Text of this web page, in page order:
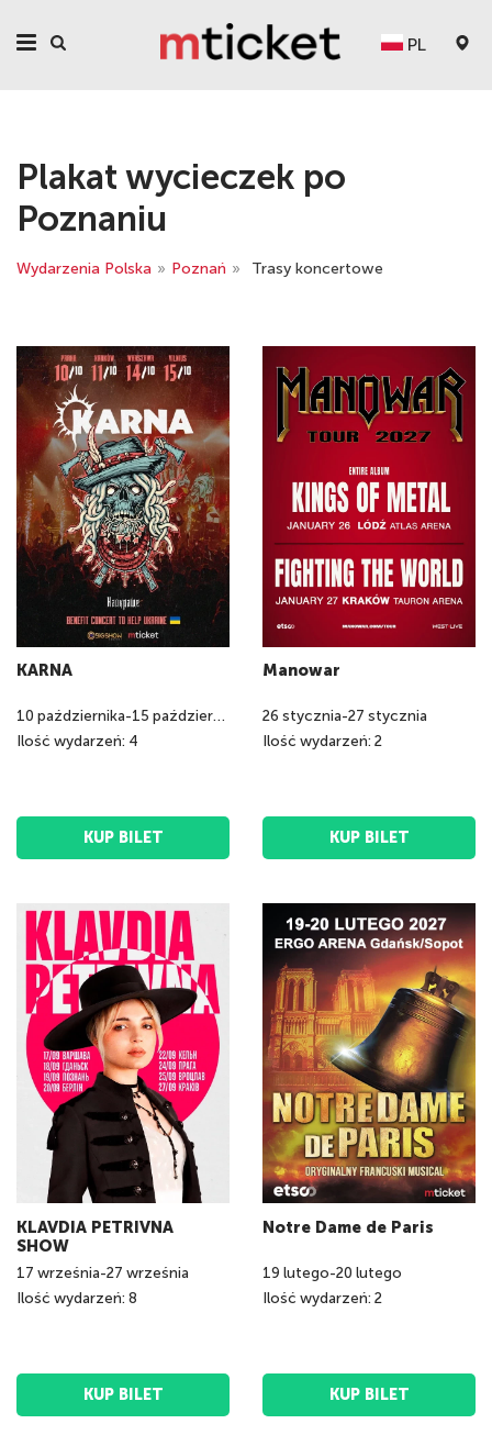
PL
Plakat wycieczek po
Poznaniu
Wydarzenia Polska » Poznań » Trasy koncertowe
KARNA
10 października-15 października
Ilość wydarzeń: 4
KUP BILET
Manowar
26 stycznia-27 stycznia
Ilość wydarzeń: 2
KUP BILET
KLAVDIA PETRIVNA
SHOW
17 września-27 września
Ilość wydarzeń: 8
KUP BILET
Notre Dame de Paris
19 lutego-20 lutego
Ilość wydarzeń: 2
KUP BILET